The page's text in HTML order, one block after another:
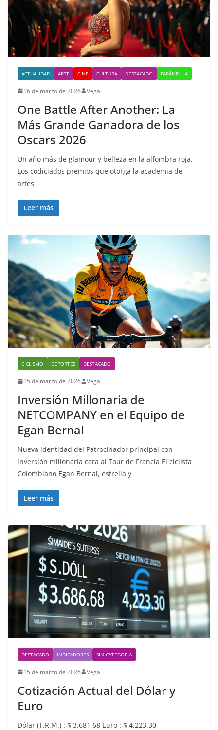
ACTUALIDAD ARTE CINE CULTURA DESTACADO FARÁNDULA
16 de marzo de 2026 Vega
One Battle After Another: La
Más Grande Ganadora de los
Oscars 2026
Un año más de glamour y belleza en la alfombra roja.
Los codiciados premios que otorga la academia de
artes
Leer más
CICLISMO DEPORTES DESTACADO
15 de marzo de 2026 Vega
Inversión Millonaria de
NETCOMPANY en el Equipo de
Egan Bernal
Nueva identidad del Patrocinador principal con
inversión millonaria cara al Tour de Francia El ciclista
Colombiano Egan Bernal, estrella y
Leer más
DESTACADO INDICADORES SIN CATEGORÍA
15 de marzo de 2026 Vega
Cotización Actual del Dólar y
Euro
Dólar (T.R.M.) : $ 3.681,68 Euro : $ 4.223,30